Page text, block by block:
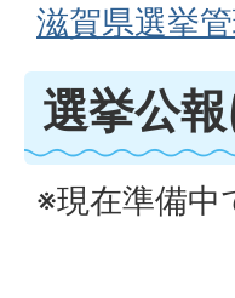
滋賀県選挙
選挙公
※現在準備中